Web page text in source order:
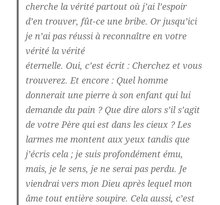
cherche la vérité partout où j’ai l’espoir
d’en trouver, fût-ce une bribe. Or jusqu’ici
je n’ai pas réussi à reconnaître en votre
vérité la vérité
éternelle. Oui, c’est écrit : Cherchez et vous
trouverez. Et encore : Quel homme
donnerait une pierre à son enfant qui lui
demande du pain ? Que dire alors s’il s’agit
de votre Père qui est dans les cieux ? Les
larmes me montent aux yeux tandis que
j’écris cela ; je suis profondément ému,
mais, je le sens, je ne serai pas perdu. Je
viendrai vers mon Dieu après lequel mon
âme tout entière soupire. Cela aussi, c’est